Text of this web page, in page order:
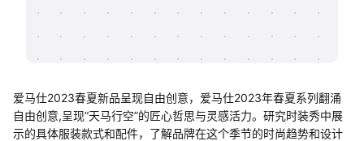
爱马仕2023春夏新品呈现自由创意，爱马仕2023年春夏系列翻涌
自由创意,呈现“天马行空”的匠心哲思与灵感活力。研究时装秀中展
示的具体服装款式和配件，了解品牌在这个季节的时尚趋势和设计